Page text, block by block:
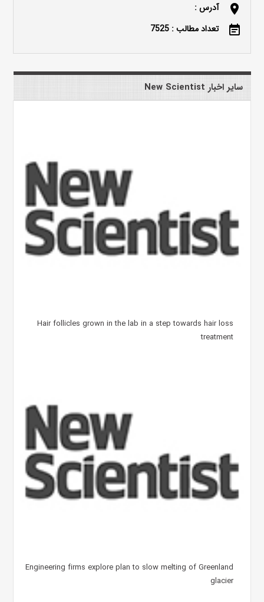
location_on آدرس :
event_note تعداد مطالب : 7525
سایر اخبار New Scientist
Hair follicles grown in the lab in a step towards hair loss
treatment
Engineering firms explore plan to slow melting of Greenland
glacier